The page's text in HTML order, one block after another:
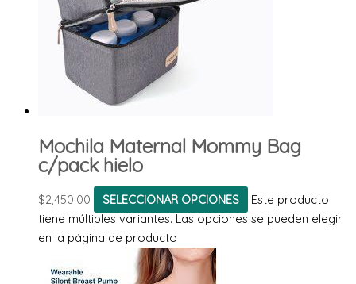
Mochila Maternal Mommy Bag
c/pack hielo
$2,450.00 SELECCIONAR OPCIONES
Este producto
tiene múltiples variantes. Las opciones se pueden elegir
en la página de producto